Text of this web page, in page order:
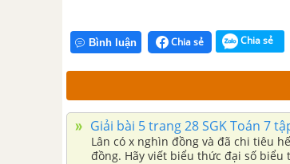
Bình luận Chia sẻ Chia sẻ
Giải bài 5 trang 28 SGK Toán 7
Lân có x nghìn đồng và đã chi tiêu
đồng. Hãy viết biểu thức đại số